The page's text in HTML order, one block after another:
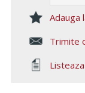
Adauga
Trimite